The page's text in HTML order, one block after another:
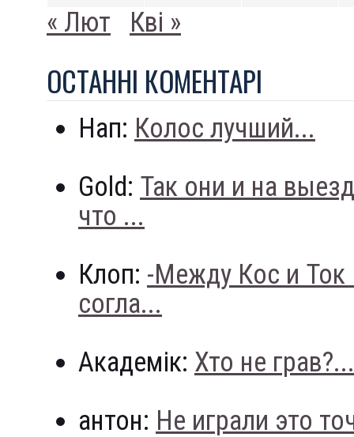
« Лют Кві »
ОСТАННI КОМЕНТАРI
Нап: Колос лучший...
Gold: Так они и на
что ...
Клоп: -Между Кос и
согла...
Академік: Хто не грав?...
антон: Не играли это